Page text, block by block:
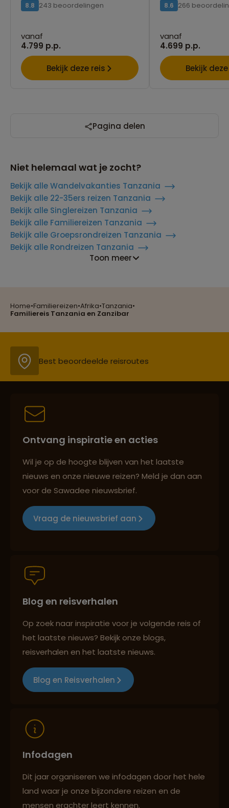
Home•Familiereizen•Afrika•Tanzania•
Familiereis Tanzania en Zanzibar
8.8 243 beoordelingen
vanaf
4.799 p.p.
Bekijk deze reis
8.6 266
vanaf
4.699 p.p.
Bekijk
Pagina delen
Niet helemaal wat je zocht?
Bekijk alle Wandelvakanties Tanzania
Bekijk alle 22-35ers reizen Tanzania
Bekijk alle Singlereizen Tanzania
Bekijk alle Familiereizen Tanzania
Bekijk alle Groepsrondreizen Tanzania
Bekijk alle Rondreizen Tanzania
Toon meer
Reizen met oog voor mens, cultuur en milieu
Groepsreizen mét indivuele vrijheid
Persoonlijk en deskundig reisadvies
Best beoordeelde reisroutes
Reizen met oog voor mens, cultuur en milieu
Persoonlijk en deskundig reisadvies
Reizen met oog voor mens, cultuur en milieu
Ontvang inspiratie en acties
Wil je op de hoogte blijven van het laatste
nieuws en onze nieuwe reizen? Meld je dan aan
voor de Sawadee nieuwsbrief.
Vraag de nieuwsbrief aan
Blog en reisverhalen
Op zoek naar inspiratie voor je volgende reis of
het laatste nieuws? Bekijk onze blogs,
reisverhalen en het laatste nieuws.
Blog en Reisverhalen
Infodagen
Dit jaar organiseren we infodagen door het hele
land waar je onze bijzondere reizen en de
mensen erachter leert kennen.